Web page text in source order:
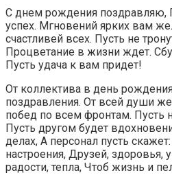
С днем рождения поздравляю,
успех. Мгновений ярких вам
счастливей всех. Пусть не
Процветание в жизни ждет.
Пусть удача к вам придет!
От коллектива в день
поздравления. От всей души
побед по всем фронтам. Пусть
Пусть другом будет
делах, А персонал пусть
настроения, Друзей, здоровья,
радости, тепла, Чтоб жизнь и